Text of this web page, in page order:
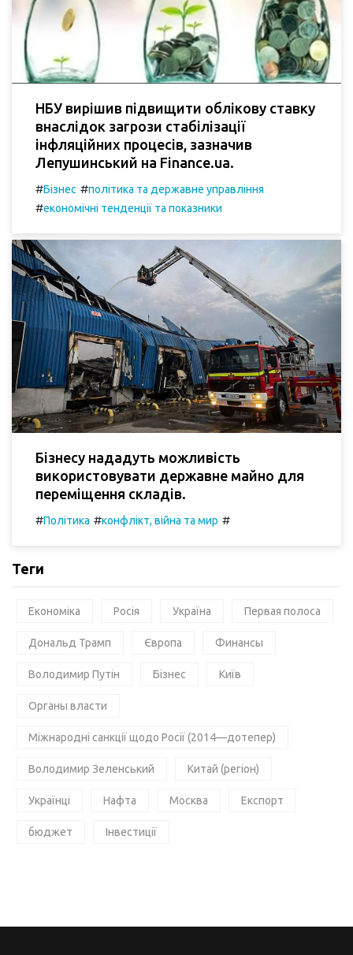
НБУ вирішив підвищити облікову ставку
внаслідок загрози стабілізації
інфляційних процесів, зазначив
Лепушинський на Finance.ua.
#Бізнес #політика та державне управління
#економічні тенденції та показники
Бізнесу нададуть можливість
використовувати державне майно для
переміщення складів.
#Політика #конфлікт, війна та мир #
Теги
Економіка Росія Україна Первая полоса
Дональд Трамп Європа Финансы
Володимир Путін Бізнес Київ
Органы власти
Міжнародні санкції щодо Росії (2014—дотепер)
Володимир Зеленський Китай (регіон)
Українці Нафта Москва Експорт
бюджет Інвестиції